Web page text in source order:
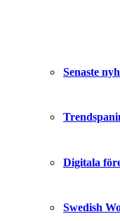
Senaste
Digitala
Swedish